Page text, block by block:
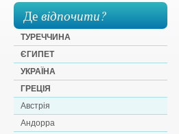
Девідпочити?
ТУРЕЧЧИНА
ЄГИПЕТ
УКРАЇНА
ГРЕЦІЯ
Австрія
Андорра